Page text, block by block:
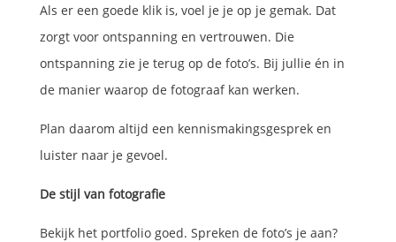
Als er een goede klik is, voel je je op je gemak. Dat
zorgt voor ontspanning en vertrouwen. Die
ontspanning zie je terug op de foto’s. Bij jullie én in
de manier waarop de fotograaf kan werken.
Plan daarom altijd een kennismakingsgesprek en
luister naar je gevoel.
De stijl van fotografie
Bekijk het portfolio goed. Spreken de foto’s je aan?